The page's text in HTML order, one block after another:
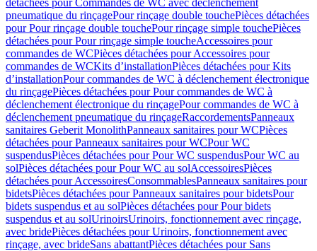
détachées pour Commandes de WC avec déclenchement
pneumatique du rinçagePour rinçage double touchePièces détachées
pour Pour rinçage double touchePour rinçage simple touchePièces
détachées pour Pour rinçage simple toucheAccessoires pour
commandes de WCPièces détachées pour Accessoires pour
commandes de WCKits d’installationPièces détachées pour Kits
d’installationPour commandes de WC à déclenchement électronique
du rinçagePièces détachées pour Pour commandes de WC à
déclenchement électronique du rinçagePour commandes de WC à
déclenchement pneumatique du rinçageRaccordementsPanneaux
sanitaires Geberit MonolithPanneaux sanitaires pour WCPièces
détachées pour Panneaux sanitaires pour WCPour WC
suspendusPièces détachées pour Pour WC suspendusPour WC au
solPièces détachées pour Pour WC au solAccessoiresPièces
détachées pour AccessoiresConsommablesPanneaux sanitaires pour
bidetsPièces détachées pour Panneaux sanitaires pour bidetsPour
bidets suspendus et au solPièces détachées pour Pour bidets
suspendus et au solUrinoirsUrinoirs, fonctionnement avec rinçage,
avec bridePièces détachées pour Urinoirs, fonctionnement avec
rinçage, avec brideSans abattantPièces détachées pour Sans